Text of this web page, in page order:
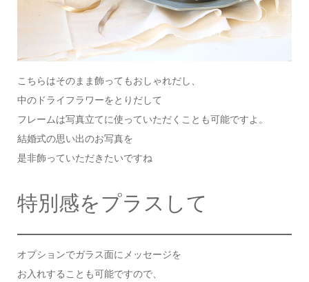
こちらはそのまま飾ってもおしゃれだし、
中のドライフラワーをとりだして
フレームは写真立てに使っていただくことも可能ですよ。
結婚式の思い出のお写真を
是非飾っていただきたいですね
特別感をプラスして
オプションでガラス面にメッセージを
お入れすることも可能ですので、